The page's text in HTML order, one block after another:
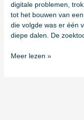
digitale problemen,
tot het bouwen van
die volgde was er één
diepe dalen. De
Meer lezen »